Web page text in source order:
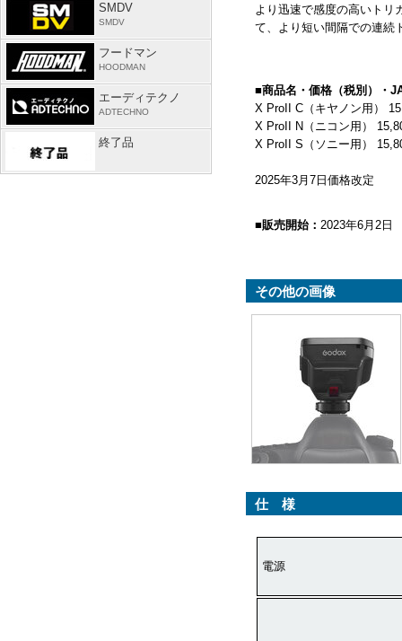
より迅速で感度の高いトリ
て、より短い間隔での連続
■商品名・価格（税別）・
X ProII C （キヤノン用）
X ProII
N （ニコン用）
X ProII S （ソニー用）
2025年3月7日価格改定
■販売開始： 2023年6月2日
その他の画像
仕 様
電源
SMDV
SMDV
フードマン
HOODMAN
エーディテクノ
ADTECHNO
終了品